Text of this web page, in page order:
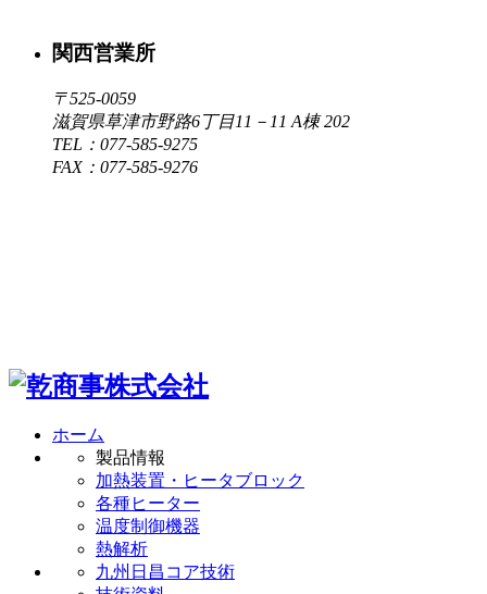
関西営業所
〒525-0059
滋賀県草津市野路6丁目11－11 A棟 202
TEL：077-585-9275
FAX：077-585-9276
ホーム
製品情報
加熱装置・ヒータブロック
各種ヒーター
温度制御機器
熱解析
九州日昌コア技術